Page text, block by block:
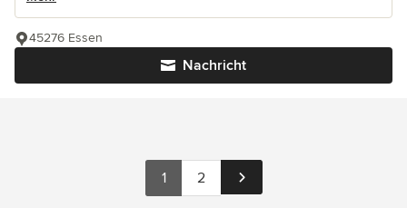
Nachricht
45276 Essen
1 2